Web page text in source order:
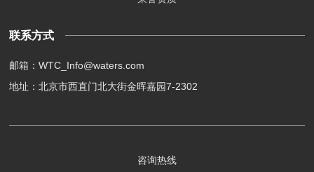
联系方式
邮箱：WTC_Info@waters.com
地址：北京市西直门北大街金晖嘉园7-2302
咨询热线